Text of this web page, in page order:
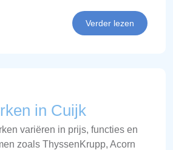
Verder lezen
in Cuijk
variëren in prijs, functies en
zoals ThyssenKrupp, Acorn